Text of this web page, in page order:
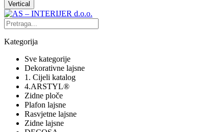
Vertical
Kategorija
Sve kategorije
Dekorativne lajsne
1. Cijeli katalog
4.ARSTYL®
Zidne ploče
Plafon lajsne
Rasvjetne lajsne
Zidne lajsne